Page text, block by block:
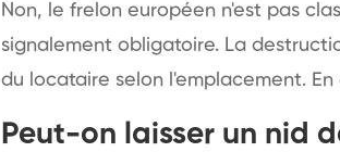
Non, le frelon européen n'est pas
signalement obligatoire. La
du locataire selon l'emplacement.
Peut-on laisser un nid